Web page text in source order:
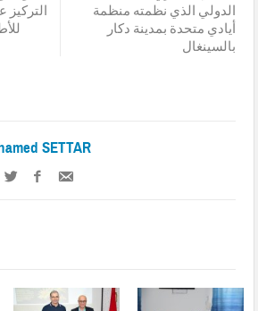
التركيز
الدولي الذي نظمته منظمة
أيادي متحدة بمدينة دكار
بالسينغال
SETTAR